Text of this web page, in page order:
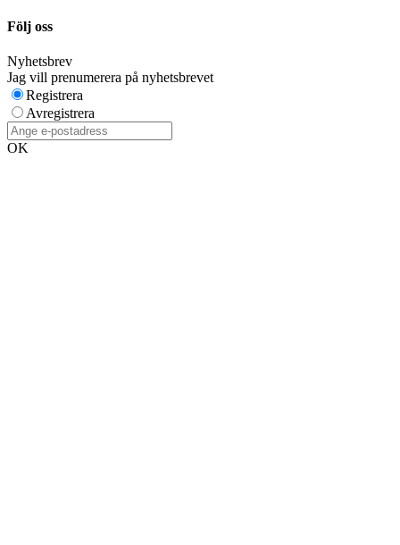
Följ oss
Nyhetsbrev
Jag vill prenumerera på nyhetsbrevet
Registrera
Avregistrera
OK